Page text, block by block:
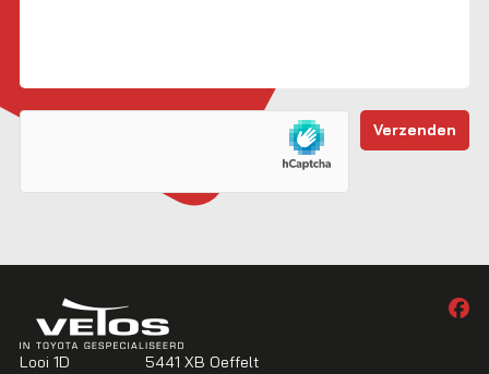
Looi 1D
5441 XB Oeffelt